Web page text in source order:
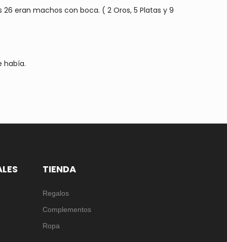
eran machos con boca. ( 2 Oros, 5 Platas y 9
había.
TIENDA
Regalos
Complementos
Ropa